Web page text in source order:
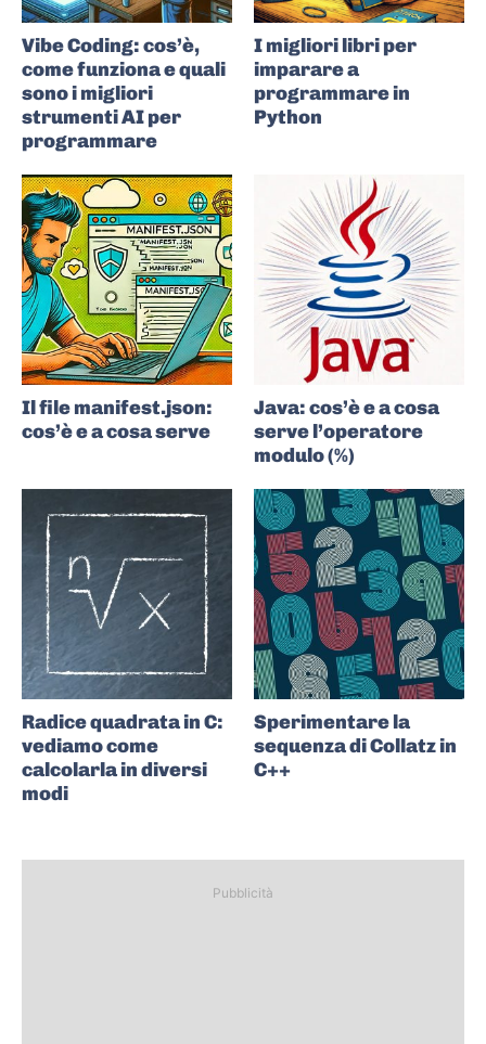
Vibe Coding: cos’è,
come funziona e quali
sono i migliori
strumenti AI per
programmare
I migliori libri per
imparare a
programmare in
Python
Il file manifest.json:
cos’è e a cosa serve
Java: cos’è e a cosa
serve l’operatore
modulo (%)
Radice quadrata in C:
vediamo come
calcolarla in diversi
modi
Sperimentare la
sequenza di Collatz in
C++
Pubblicità